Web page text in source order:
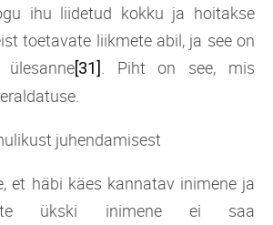
ihu liidetud kokku ja hoitakse
toetavate liikmete abil, ja see on
[31]
. Piht on see, mis
juhendamisest
et häbi käes kannatav inimene ja
ükski inimene ei saa